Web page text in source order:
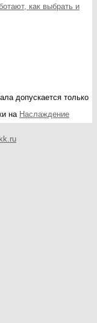
как выбрать и
допускается только
на Наслаждение